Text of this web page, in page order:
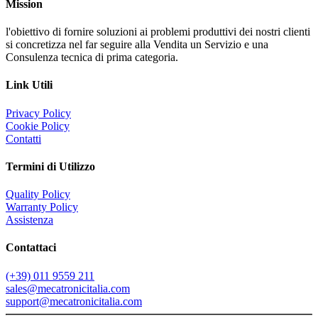
Mission
l'obiettivo di fornire soluzioni ai problemi produttivi dei nostri clienti
si concretizza nel far seguire alla Vendita un Servizio e una
Consulenza tecnica di prima categoria.
Link Utili
Privacy Policy
Cookie Policy
Contatti
Termini di Utilizzo
Quality Policy
Warranty Policy
Assistenza
Contattaci
(+39) 011 9559 211
sales@mecatronicitalia.com
support@mecatronicitalia.com